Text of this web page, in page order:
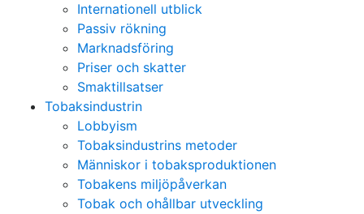
Internationell utblick
Passiv rökning
Marknadsföring
Priser och skatter
Smaktillsatser
Tobaksindustrin
Lobbyism
Tobaksindustrins metoder
Människor i tobaksproduktionen
Tobakens miljöpåverkan
Tobak och ohållbar utveckling